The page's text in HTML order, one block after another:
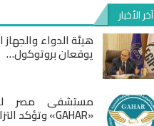
آخر الأخبار
هيئة الدواء
يوقعان بروتوكول…
مستشفى مصر
«GAHAR» وتؤكد التزامها بأعلى…